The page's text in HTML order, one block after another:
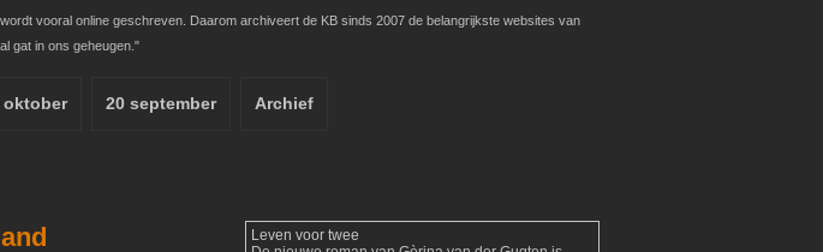
vooral online geschreven. Daarom archiveert de KB sinds 2007 de belangrijkste websites van
gat in ons geheugen."
oktober 20 september Archief
Leven voor twee